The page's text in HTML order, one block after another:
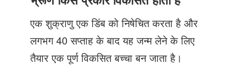
Just Poocho
संपर्क करें
एक शुक्राणु एक डिंब को निषेचित करता है और
लगभग 40 सप्ताह के बाद यह जन्म लेने के लिए
तैयार एक पूर्ण विकसित बच्चा बन जाता है।